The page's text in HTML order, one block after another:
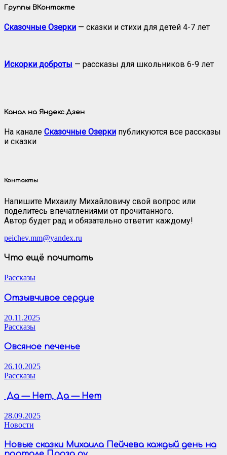
Группы ВКонтакте
Сказочные Озерки — сказки и стихи для детей 4-7 лет
Искорки доброты — рассказы для школьников 6-9 лет
Канал на Яндекс.Дзен
На канале Сказочные Озерки публикуются все рассказы
и сказки
Контакты
Напишите Михаилу Михайловичу свой вопрос или
поделитесь впечатлениями от прочитанного.
Автор будет рад и обязательно ответит каждому!
peichev.mm@yandex.ru
Что ещё почитать
Рассказы
Отзывчивое сердце
20.11.2025
Рассказы
Овсяное печенье
26.10.2025
Рассказы
Да — Нет, Да — Нет
28.09.2025
Новости
Новые сказки Михаила Пейчева каждый день на